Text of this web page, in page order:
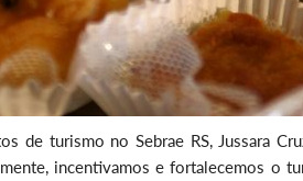
de turismo no Sebrae RS, Jussara
incentivamos e fortalecemos o